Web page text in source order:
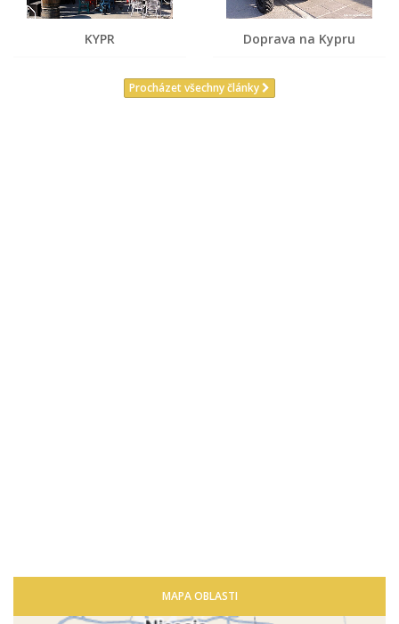
KYPR Doprava na Kypru
Procházet všechny články
MAPA OBLASTI